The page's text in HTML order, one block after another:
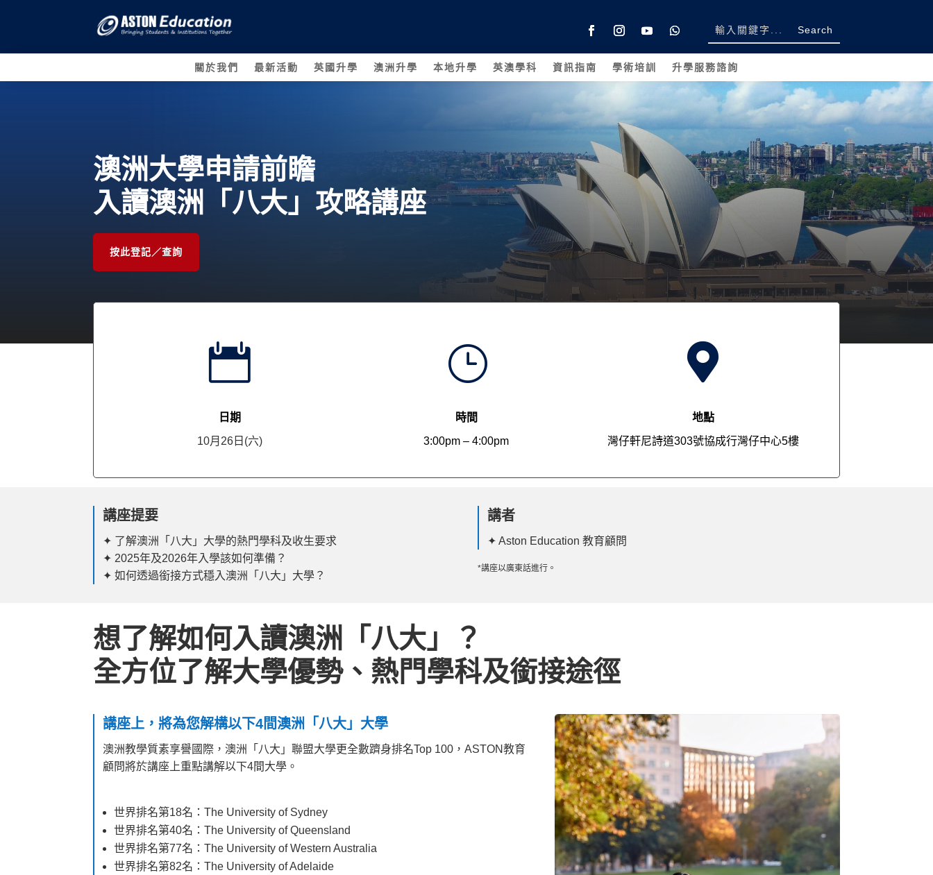
關於我們 最新活動 英國升學 澳洲升學 本地升學 英澳學科 資訊指南 學術培訓 升學服務諮詢
澳洲大學申請前瞻
入讀澳洲「八大」攻略講座
按此登記／查詢

日期
10月26日(六)
}
時間
3:00pm – 4:00pm

地點
灣仔軒尼詩道303號協成行灣仔中心5樓
講座提要
✦ 了解澳洲「八大」大學的熱門學科及收生要求
✦ 2025年及2026年入學該如何準備？
✦ 如何透過銜接方式穩入澳洲「八大」大學？
講者
✦ Aston Education 教育顧問
*講座以廣東話進行。
想了解如何入讀澳洲「八大」？
全方位了解大學優勢、熱門學科及銜接途徑
講座上，將為您解構以下4間澳洲「八大」大學
澳洲教學質素享譽國際，澳洲「八大」聯盟大學更全數躋身排名Top 100，ASTON教育
顧問將於講座上重點講解以下4間大學。
世界排名第18名：The University of Sydney
世界排名第40名：The University of Queensland
世界排名第77名：The University of Western Australia
世界排名第82名：The University of Adelaide